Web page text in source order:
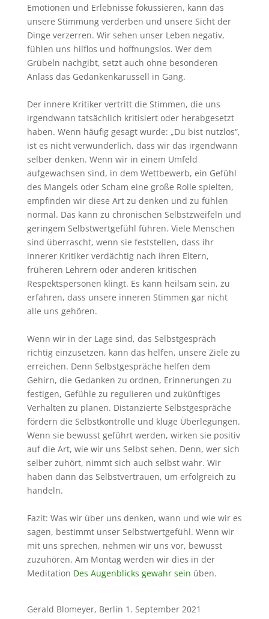
Emotionen und Erlebnisse fokussieren, kann das
unsere Stimmung verderben und unsere Sicht der
Dinge verzerren. Wir sehen unser Leben negativ,
fühlen uns hilflos und hoffnungslos. Wer dem
Grübeln nachgibt, setzt auch ohne besonderen
Anlass das Gedankenkarussell in Gang.
Der innere Kritiker vertritt die Stimmen, die uns
irgendwann tatsächlich kritisiert oder herabgesetzt
haben. Wenn häufig gesagt wurde: „Du bist nutzlos“,
ist es nicht verwunderlich, dass wir das irgendwann
selber denken. Wenn wir in einem Umfeld
aufgewachsen sind, in dem Wettbewerb, ein Gefühl
des Mangels oder Scham eine große Rolle spielten,
empfinden wir diese Art zu denken und zu fühlen
normal. Das kann zu chronischen Selbstzweifeln und
geringem Selbstwertgefühl führen. Viele Menschen
sind überrascht, wenn sie feststellen, dass ihr
innerer Kritiker verdächtig nach ihren Eltern,
früheren Lehrern oder anderen kritischen
Respektspersonen klingt. Es kann heilsam sein, zu
erfahren, dass unsere inneren Stimmen gar nicht
alle uns gehören.
Wenn wir in der Lage sind, das Selbstgespräch
richtig einzusetzen, kann das helfen, unsere Ziele zu
erreichen. Denn Selbstgespräche helfen dem
Gehirn, die Gedanken zu ordnen, Erinnerungen zu
festigen, Gefühle zu regulieren und zukünftiges
Verhalten zu planen. Distanzierte Selbstgespräche
fördern die Selbstkontrolle und kluge Überlegungen.
Wenn sie bewusst geführt werden, wirken sie positiv
auf die Art, wie wir uns Selbst sehen. Denn, wer sich
selber zuhört, nimmt sich auch selbst wahr. Wir
haben dann das Selbstvertrauen, um erfolgreich zu
handeln.
Fazit: Was wir über uns denken, wann und wie wir es
sagen, bestimmt unser Selbstwertgefühl. Wenn wir
mit uns sprechen, nehmen wir uns vor, bewusst
zuzuhören. Am Montag werden wir dies in der
Meditation Des Augenblicks gewahr sein üben.
Gerald Blomeyer, Berlin 1. September 2021